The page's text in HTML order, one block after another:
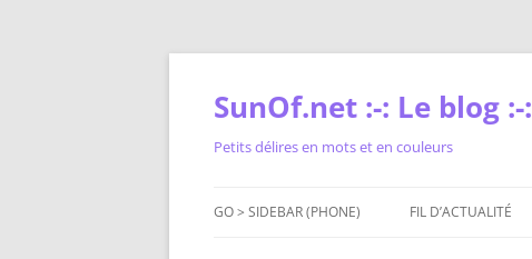
Skip
SunOf.net :-: Le blog :-:
Petits délires en mots et en couleurs
GO > SIDEBAR (PHONE) FIL D’ACTUALITÉ